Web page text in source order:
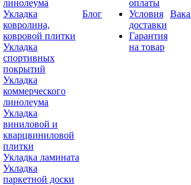
линолеума
Укладка
ковролина,
ковровой плитки
Укладка
спортивных
покрытий
Укладка
коммерческого
линолеума
Укладка
виниловой и
кварцвиниловой
плитки
Укладка ламината
Укладка
паркетной доски
Блог
оплаты
Условия
доставки
Гарантия
на товар